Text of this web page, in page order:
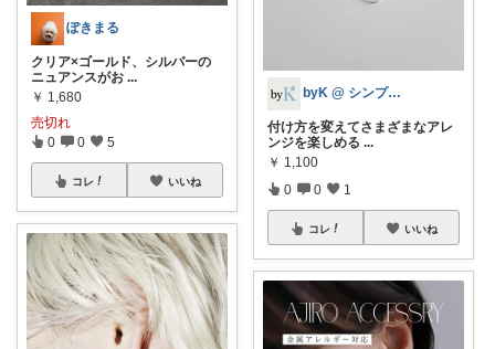
ぽきまる
クリア×ゴールド、シルバーの
ニュアンスがお ...
￥ 1,680
売切れ
0 0 5
コレ いいね
byK @ シンプル好き
付け方を変えてさまざまなアレ
ンジを楽しめる ...
￥ 1,100
0 0 1
コレ いいね